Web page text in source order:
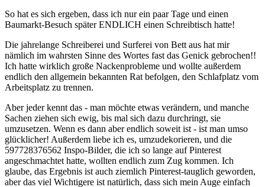
So hat es sich ergeben, dass ich nur ein paar Tage und einen
Baumarkt-Besuch später ENDLICH einen Schreibtisch hatte!
Die jahrelange Schreiberei und Surferei von Bett aus hat mir
nämlich im wahrsten Sinne des Wortes fast das Genick gebrochen!!
Ich hatte wirklich große Nackenprobleme und wollte außerdem
endlich den allgemein bekannten Rat befolgen, den Schlafplatz vom
Arbeitsplatz zu trennen.
Aber jeder kennt das - man möchte etwas verändern, und manche
Sachen ziehen sich ewig, bis mal sich dazu durchringt, sie
umzusetzen. Wenn es dann aber endlich soweit ist - ist man umso
glücklicher! Außerdem liebe ich es, umzudekorieren, und die
597728376562 Inspo-Bilder, die ich so lange auf Pinterest
angeschmachtet hatte, wollten endlich zum Zug kommen. Ich
glaube, das Ergebnis ist auch ziemlich Pinterest-tauglich geworden,
aber das viel Wichtigere ist natürlich, dass sich mein Auge einfach